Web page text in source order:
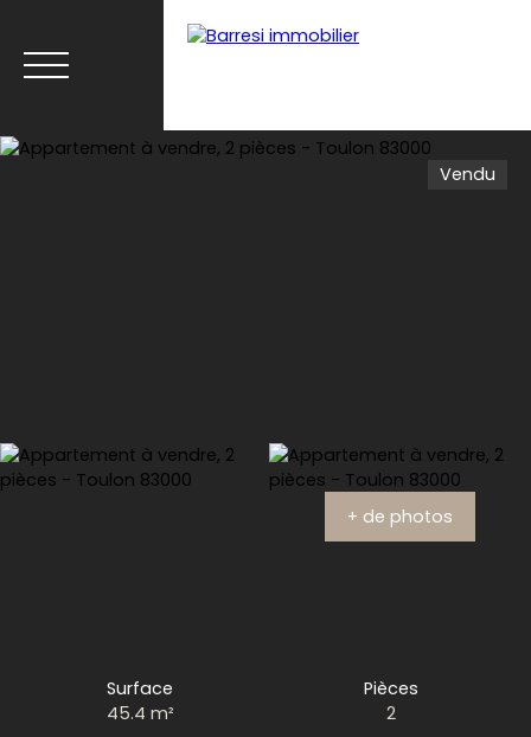
Vendu
+ de photos
Surface
45.4 m²
Pièces
2